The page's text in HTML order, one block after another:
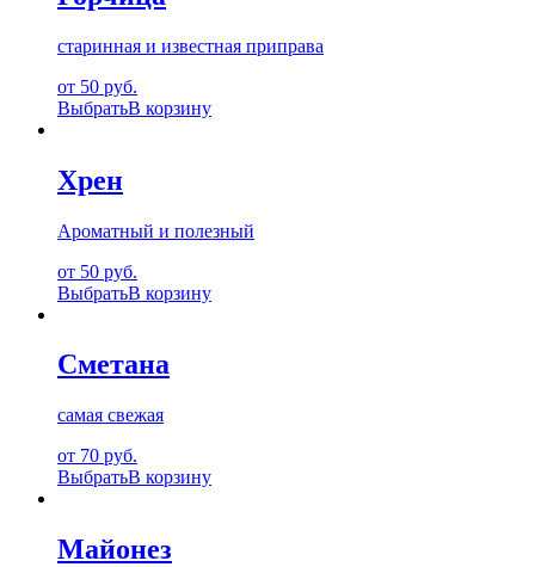
старинная и известная приправа
от 50 руб.
ВыбратьВ корзину
Хрен
Ароматный и полезный
от 50 руб.
ВыбратьВ корзину
Сметана
самая свежая
от 70 руб.
ВыбратьВ корзину
Майонез